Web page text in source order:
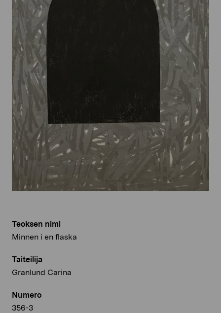
Teoksen nimi
Minnen i en flaska
Taiteilija
Granlund Carina
Numero
356-3